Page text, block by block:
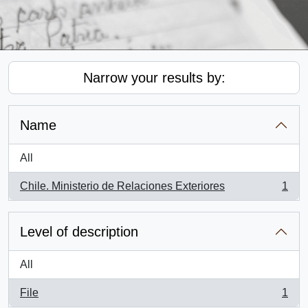
Narrow your results by:
Name
All
Chile. Ministerio de Relaciones Exteriores
, 1 results
1
Level of description
All
File
, 1 results
1